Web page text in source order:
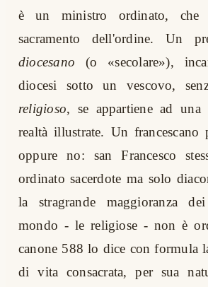
è un ministro ordinato,
sacramento dell'ordine. Un
diocesano (o «secolare»),
diocesi sotto un vescovo,
religioso, se appartiene ad una
realtà illustrate. Un francescano
oppure no: san Francesco
ordinato sacerdote ma solo
la stragrande maggioranza
mondo - le religiose - non è
canone 588 lo dice con formula
di vita consacrata, per sua